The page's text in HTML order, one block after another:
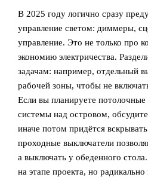
В 2025 году логично сразу
управление светом: диммеры,
управление. Это не только про
экономию электричества.
задачам: например, отдельный
рабочей зоны, чтобы не
Если вы планируете
системы над островом,
иначе потом придётся
проходные выключатели
а выключать у обеденного
на этапе проекта, но